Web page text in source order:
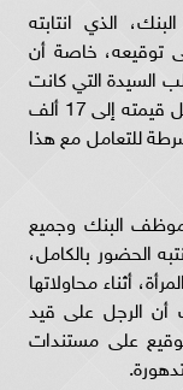
الذي انتابته
توقيعه، خاصة أن
السيدة التي كانت
ترغب في الحصول على مبلغ مالي ضخم تصل قيمته إلى 17 ألف
للتعامل مع هذا
البنك وجميع
الحضور بالكامل،
أثناء محاولاتها
أن الرجل على قيد
على مستندات